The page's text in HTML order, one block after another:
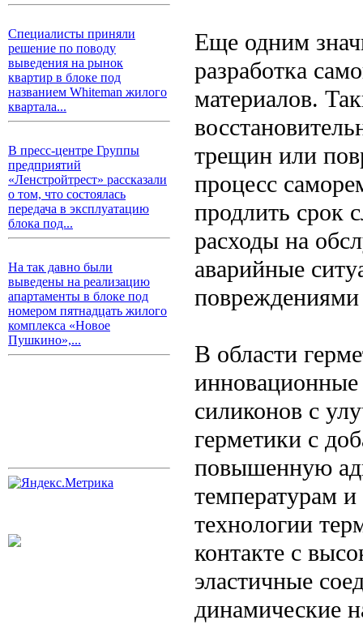
Специалисты приняли
решение по поводу
выведения на рынок
квартир в блоке под
названием Whiteman жилого
квартала...
В пресс-центре Группы
предприятий
«Ленстройтрест» рассказали
о том, что состоялась
передача в эксплуатацию
блока под...
На так давно были
выведены на реализацию
апартаменты в блоке под
номером пятнадцать жилого
комплекса «Новое
Пушкино»,...
Еще одним
разработка
материалов.
трещин или
процесс
продлить срок
расходы на
аварийные
В области
инновационные
силиконов с
герметики с
повышенную
температурам
технологии
контакте с
эластичные
динамические